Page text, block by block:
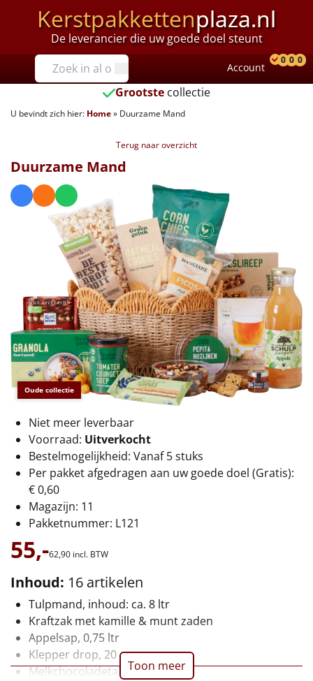
Kerstpakkettenplaza.nl
De leverancier die uw goede doel steunt
Prijzen
Tot €25
€25 tot €35
€40 tot €45
€45 tot €50
€50 tot €55
€55 tot €75
€75 tot €100
€100 en hoger
Alle kerstpakketten 2026
Thema
Origineel
Rituals
Luxe
Mannen
Vrouwen
Duurzaam
Leuke
Account
0 0 0
Grootste collectie
U bevindt zich hier: Home» Duurzame Mand
Terug naar overzicht
Oude collectie
Duurzame Mand
Niet meer leverbaar
Voorraad: Uitverkocht
Bestelmogelijkheid: Vanaf 5 stuks
Per pakket afgedragen aan uw goede doel (Gratis):
€ 0,60
Magazijn: 11
Pakketnummer: L121
55,-62,90 incl. BTW
Inhoud: 16 artikelen
Tulpmand, inhoud: ca. 8 ltr
Kraftzak met kamille & munt zaden
Appelsap, 0,75 ltr
Klepper drop, 20 gr
Melkchocoladetablet, 100 gr
Toon meer